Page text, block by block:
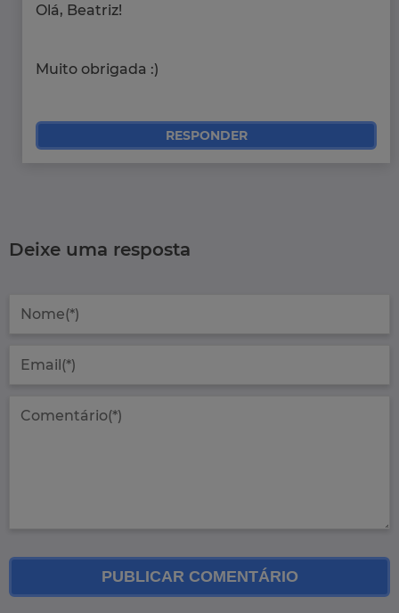
Olá, Beatriz!
Muito obrigada :)
RESPONDER
Deixe uma resposta
PUBLICAR COMENTÁRIO